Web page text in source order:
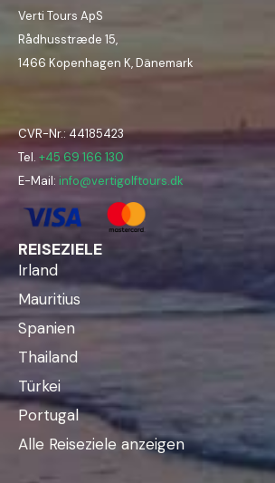
Verti Tours ApS
Rådhusstræde 15,
1466 Kopenhagen K, Dänemark
CVR-Nr.: 44185423
Tel. +45 69 166 130
E-Mail: info@vertigolftours.dk
REISEZIELE
Irland
Mauritius
Spanien
Thailand
Türkei
Portugal
Alle Reiseziele anzeigen